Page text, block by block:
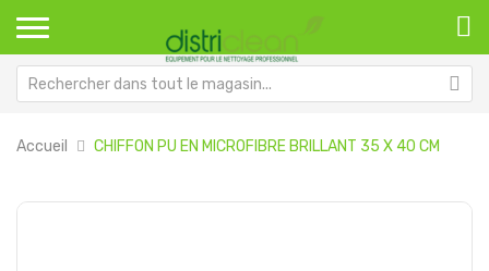
Accueil CHIFFON PU EN MICROFIBRE BRILLANT 35 X 40 CM
Passer